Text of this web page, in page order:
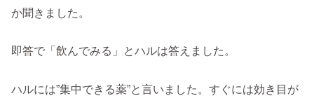
か聞きました。
即答で「飲んでみる」とハルは答えました。
ハルには”集中できる薬”と言いました。すぐには効き目が